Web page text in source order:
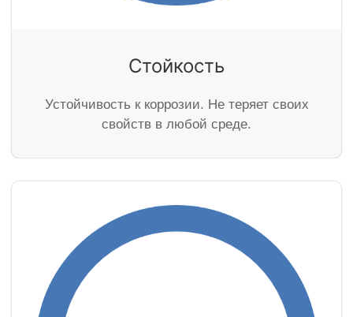
Стойкость
Устойчивость к коррозии. Не теряет своих
свойств в любой среде.